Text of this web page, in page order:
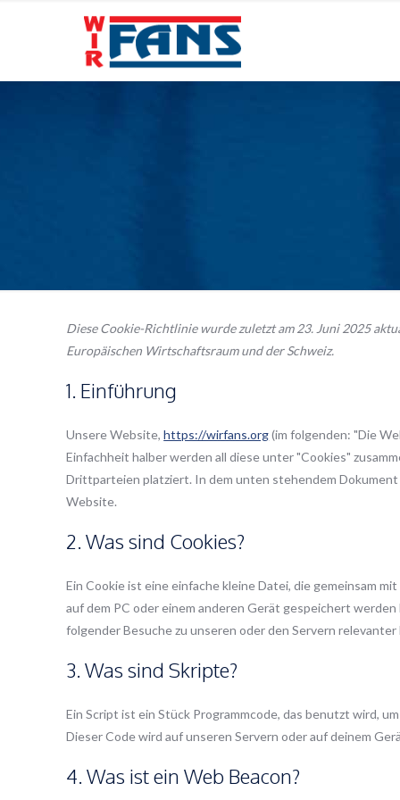
Diese Cookie-Richtlinie wurde zuletzt am 23. Juni 2025
Europäischen Wirtschaftsraum und der Schweiz.
1. Einführung
Unsere Website,https://wirfans.org(im folgenden: "Die
Einfachheit halber werden all diese unter "Cookies"
Drittparteien platziert. In dem unten stehendem
Website.
2. Was sind Cookies?
Ein Cookie ist eine einfache kleine Datei, die gemeinsam
auf dem PC oder einem anderen Gerät gespeichert
folgender Besuche zu unseren oder den Servern
3. Was sind Skripte?
Ein Script ist ein Stück Programmcode, das benutzt wird,
Dieser Code wird auf unseren Servern oder auf deinem
4. Was ist ein Web Beacon?